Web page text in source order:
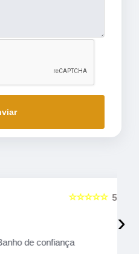
5
☆☆☆☆☆
de confiança
›